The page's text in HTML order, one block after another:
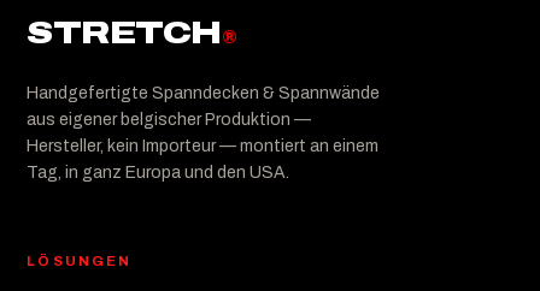
STRETCH®
Handgefertigte Spanndecken & Spannwände
aus eigener belgischer Produktion —
Hersteller, kein Importeur — montiert an einem
Tag, in ganz Europa und den USA.
LÖSUNGEN